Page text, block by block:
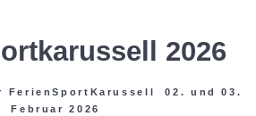
2026
FerienSportKarussell 02. und 03.
Februar 2026